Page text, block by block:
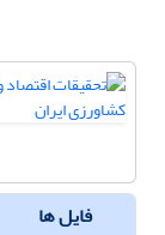
فایل ها